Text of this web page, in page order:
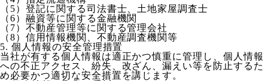
（5）登記に関する司法書士、土地家屋調査士
（6）融資等に関する金融機関
（7）不動産管理等に関する管理会社
（8）信用情報機関、不動産調査機関等
5. 個人情報の安全管理措置
当社が有する個人情報は適正かつ慎重に管理し、個人情報
への不正アクセス、紛失、改ざん、漏えい等を防止するた
め必要かつ適切な安全措置を講じます。